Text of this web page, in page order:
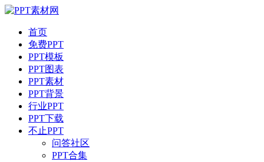
首页
免费PPT
PPT模板
PPT图表
PPT素材
PPT背景
行业PPT
PPT下载
不止PPT
问答社区
PPT合集